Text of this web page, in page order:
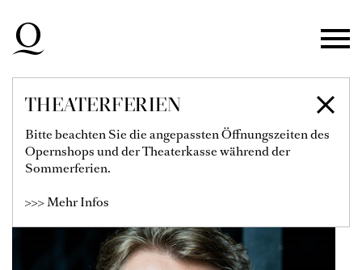
Zur Hauptnavigation springen
Zum Hauptinhalt springen
Zum Footer springen
THEATERFERIEN
Bitte beachten Sie die angepassten Öffnungszeiten des
Opernshops und der Theaterkasse während der
Sommerferien.
>>> Mehr Infos
BENNY MEISENBERG